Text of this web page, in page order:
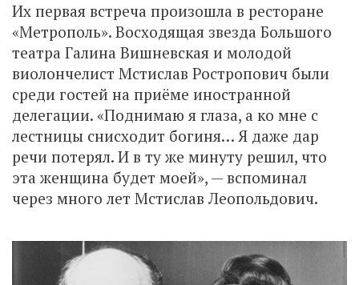
Их первая встреча произошла в ресторане
«Метрополь». Восходящая звезда Большого
театра Галина Вишневская и молодой
виолончелист Мстислав Ростропович были
среди гостей на приёме иностранной
делегации. «Поднимаю я глаза, а ко мне с
лестницы снисходит богиня… Я даже дар
речи потерял. И в ту же минуту решил, что
эта женщина будет моей», — вспоминал
через много лет Мстислав Леопольдович.